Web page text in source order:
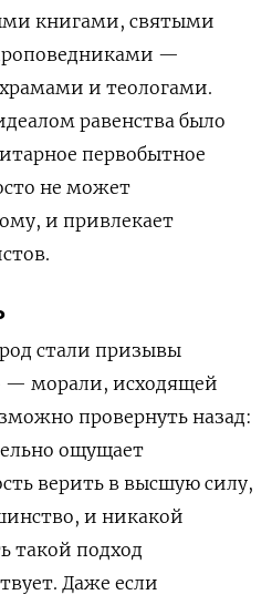
книгами, святыми
—
и теологами.
равенства было
первобытное
не может
и привлекает
стали призывы
— морали, исходящей
провернуть назад:
ощущает
верить в высшую силу,
и никакой
такой подход
Даже если